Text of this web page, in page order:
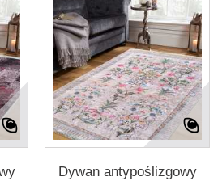
Dywan antypoślizgowy